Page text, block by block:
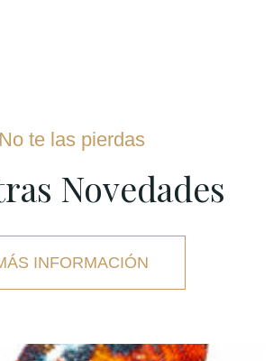
No te las pierdas
Novedades
INFORMACIÓN